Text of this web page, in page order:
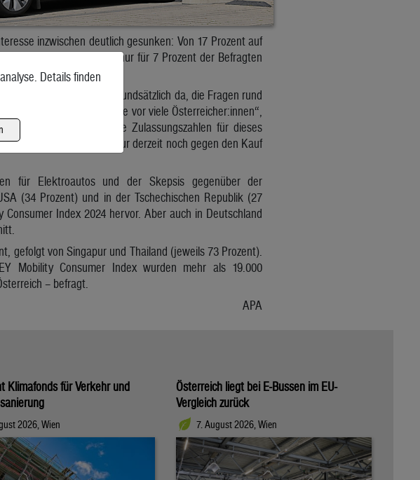
inzwischen deutlich gesunken: Von 17 Prozent auf
Waren diese im Vorjahr nur für 7 Prozent der Befragten
an E-Autos ist grundsätzlich da, die Fragen rund
aber nach wie vor viele Österreicher:innen“,
entwickeln sich auch die Zulassungszahlen für dieses
fehlende Ladeinfrastruktur derzeit noch gegen den Kauf
für Elektroautos und der Skepsis gegenüber der
(34 Prozent) und in der Tschechischen Republik (27
Index 2024 hervor. Aber auch in Deutschland
gefolgt von Singapur und Thailand (jeweils 73 Prozent).
Mobility Consumer Index wurden mehr als 19.000
– befragt.
APA
Klimafonds für Verkehr und
2026, Wien
Österreich liegt bei E-Bussen im EU-
Vergleich zurück
7. August 2026, Wien
Details finden